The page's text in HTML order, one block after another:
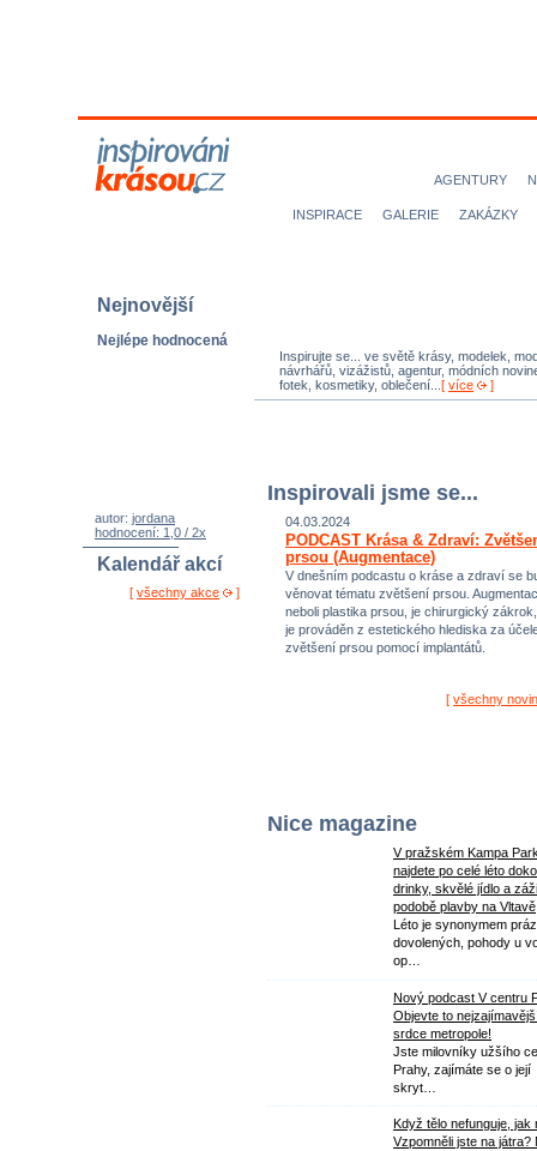
AGENTURY
INSPIRACE GALERIE ZAKÁZKY
Nejnovější
Nejlépe hodnocená
autor: jordana
hodnocení: 1,0 / 2x
Kalendář akcí
[ všechny akce ]
Inspirujte se... ve světě krásy, modelek,
návrhářů, vizážistů, agentur, módních
fotek, kosmetiky, oblečení... [ více ]
Inspirovali jsme se...
04.03.2024
PODCAST Krása & Zdraví:
prsou (Augmentace)
V dnešním podcastu o kráse a zdraví se
věnovat tématu zvětšení prsou.
neboli plastika prsou, je chirurgický
je prováděn z estetického hlediska za
zvětšení prsou pomocí implantátů.
[ všechny
Nice magazine
V pražském Kampa
najdete po celé léto
drinky, skvělé jídlo a
podobě plavby na Vltavě
Léto je synonymem
dovolených, pohody u
op…
Nový podcast V centru
Objevte to
srdce metropole!
Jste milovníky užšího
Prahy, zajímáte se o její
skryt…
Když tělo nefunguje, jak
Vzpomněli jste na játra?